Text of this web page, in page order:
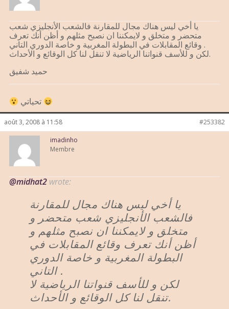
يا أخي ليس هناك مجال للمقارنة فالشعب الأنجليزي شعب
متحضر و متخلق و لايمكننا ان نصبح مثلهم و أظن أنك تعرف
وقائع المقابلات في البطولة المغربية و خاصة الدوري التاني .
لكن و للأسف قنواتنا الرياضية لا تنقل لنا كل الوقائع و الأحداث.
حميد شفيق
août 3, 2008 à 11:58 #253382
imadinho
Membre
@midhat2 wrote:
يا أخي ليس هناك مجال للمقارنة
فالشعب الأنجليزي شعب متحضر و
متخلق و لايمكننا ان نصبح مثلهم و
أظن أنك تعرف وقائع المقابلات في
البطولة المغربية و خاصة الدوري
التاني .
لكن و للأسف قنواتنا الرياضية لا
تنقل لنا كل الوقائع و الأحداث.